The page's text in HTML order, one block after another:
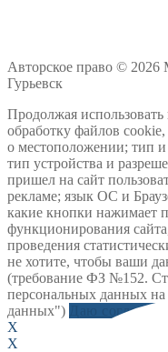
Авторское право © 2026
Гурьевск
Продолжая использовать
обработку файлов
о местоположении; тип
тип устройства и
пришел на сайт
рекламе; язык ОС и
какие кнопки нажимает
функционирования
проведения
не хотите, чтобы ваши
(требование ФЗ №152.
персональных данных на
данных")
Даю согласие
X
X